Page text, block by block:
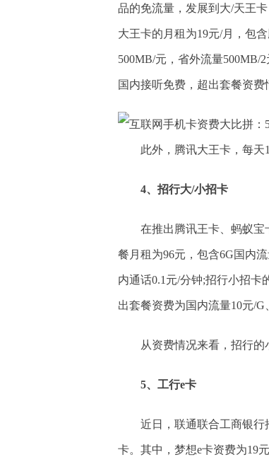
品的免流量，发展到大/天王
大王卡的月租为19元/月，包
500MB/元，省外流量500MB/
国内接听免费，超出套餐资费
此外，腾讯大王卡，每天
4、招行大/小招卡
在推出腾讯王卡、蚂蚁
餐月租为96元，包含6G国内
内通话0.1元/分钟;招行小招卡
出套餐资费为国内流量10元/G
从资费情况来看，招行的
5、工行e卡
近日，联通联合工商银行
卡。其中，梦想e卡资费为19